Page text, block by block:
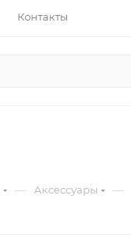
Контакты
— Аксессуары —